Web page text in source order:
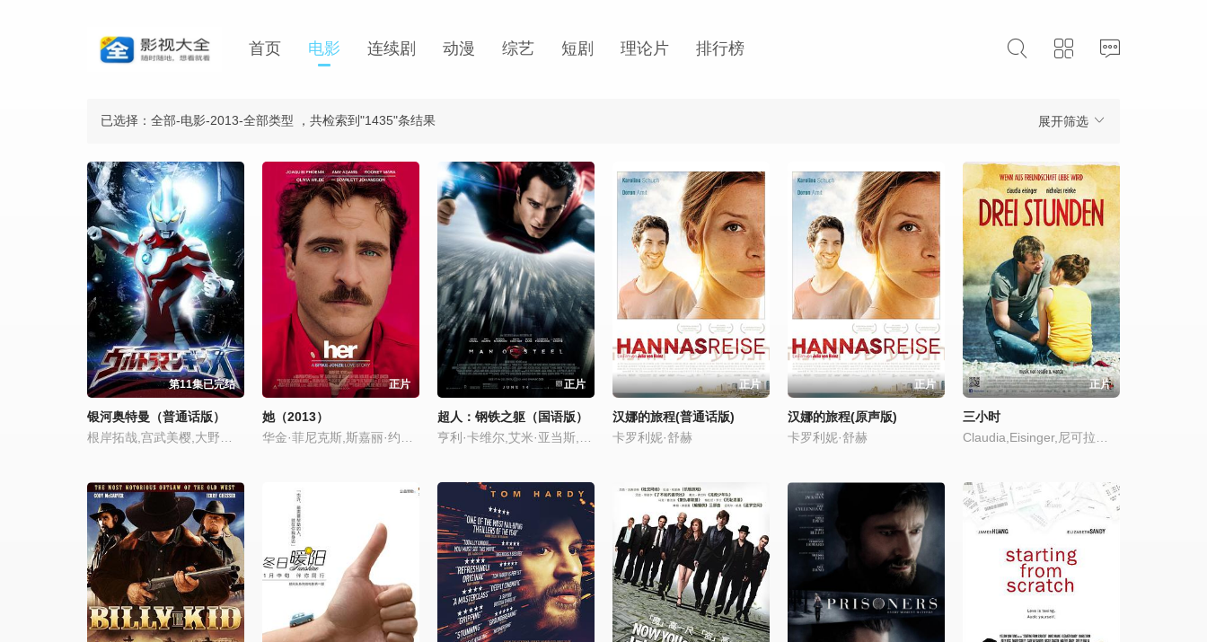
首页 电影 连续剧 动漫 综艺 短剧 理论片 排行榜
展开筛选
已选择：全部-电影-2013-全部类型 ，共检索到"1435"条结果
第11集已完结
银河奥特曼（普通话版）
正片
她（2013）
正片
超人：钢铁之躯（国语版）
正片
汉娜的旅程(普通话版)
卡罗利妮·舒赫
正片
汉娜的旅程(原声版)
卡罗利妮·舒赫
正片
三小时